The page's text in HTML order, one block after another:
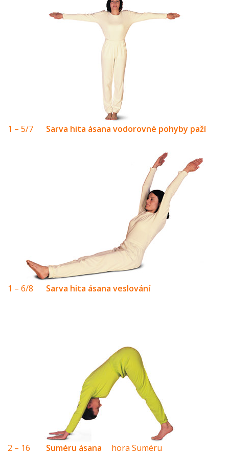
1 – 5/7 Sarva hita ásana vodorovné pohyby paží
1 – 6/8 Sarva hita ásana veslování
2 – 16 Suméru ásana hora Suméru